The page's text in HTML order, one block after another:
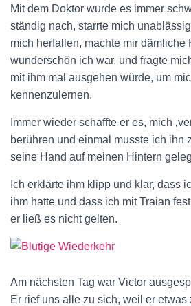
Mit dem Doktor wurde es immer
ständig nach, starrte mich
mich herfallen, machte mir dämliche
wunderschön ich war, und fragte
mit ihm mal ausgehen würde, um
kennenzulernen.
Immer wieder schaffte er es, mich
berühren und einmal musste ich ihn
seine Hand auf meinen Hintern
Ich erklärte ihm klipp und klar, dass
ihm hatte und dass ich mit Traian
er ließ es nicht gelten.
Am nächsten Tag war Victor
Er rief uns alle zu sich, weil er etwas